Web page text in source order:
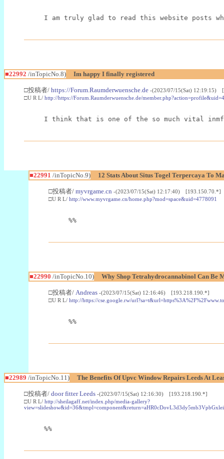
I am truly glad to read this website posts
■22992 /inTopicNo.8) Im happy I finally registered
□投稿者/ https://Forum.Raumderwuensche.de -(2023/07/15(Sat) 12:19:15)
□U R L/ http://https://Forum.Raumderwuensche.de/
I think that is one of the so much vital
■22991 /inTopicNo.9) 12 Stats About Situs Togel Terpercaya To
□投稿者/ myvrgame.cn -(2023/07/15(Sat) 12:17:40) [193.150.70.*]
□U R L/ http://www.myvrgame.cn/home.php?mod=space&uid=4778091
%%
■22990 /inTopicNo.10) Why Shop Tetrahydrocannabinol Can Be
□投稿者/ Andreas -(2023/07/15(Sat) 12:16:46) [193.218.190.*]
□U R L/ http://https://cse.google.rw/
%%
■22989 /inTopicNo.11) The Benefits Of Upvc Window Repairs Leeds At
□投稿者/ door fitter Leeds -(2023/07/15(Sat) 12:16:30) [193.218.190.*]
□U R L/ http://sheilagaff.net/index.php/media-gallery?
%%